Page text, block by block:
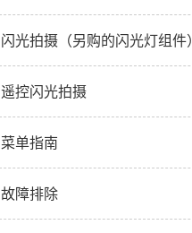
闪光拍摄（另购的闪光灯组件）
遥控闪光拍摄
菜单指南
故障排除